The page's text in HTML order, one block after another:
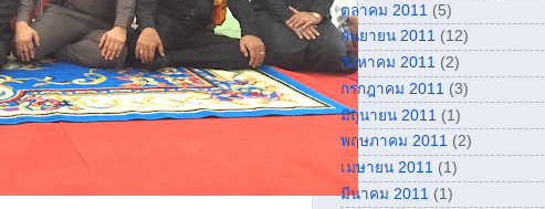
ตุลาคม 2011 (5)
กันยายน 2011 (12)
สิงหาคม 2011 (2)
กรกฎาคม 2011 (3)
มิถุนายน 2011 (1)
พฤษภาคม 2011 (2)
เมษายน 2011 (1)
มีนาคม 2011 (1)